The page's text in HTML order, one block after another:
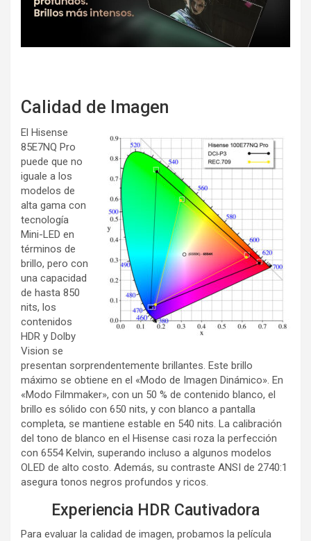
Calidad de Imagen
El Hisense
85E7NQ Pro
puede que no
iguale a los
modelos de
alta gama con
tecnología
Mini-LED en
términos de
brillo, pero con
una capacidad
de hasta 850
nits, los
contenidos
HDR y Dolby
Vision se
presentan sorprendentemente brillantes. Este brillo
máximo se obtiene en el «Modo de Imagen Dinámico». En
«Modo Filmmaker», con un 50 % de contenido blanco, el
brillo es sólido con 650 nits, y con blanco a pantalla
completa, se mantiene estable en 540 nits. La calibración
del tono de blanco en el Hisense casi roza la perfección
con 6554 Kelvin, superando incluso a algunos modelos
OLED de alto costo. Además, su contraste ANSI de 2740:1
asegura tonos negros profundos y ricos.
Experiencia HDR Cautivadora
Para evaluar la calidad de imagen, probamos la película